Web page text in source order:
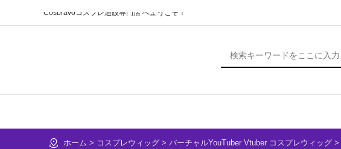
Cosbravoコスプレ通販専門店 へようこそ！
ホーム > コスプレウィッグ > バーチャルYouTuber Vtuber コスプレウィッグ >